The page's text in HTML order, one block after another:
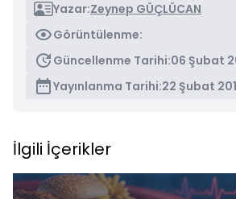
Yazar:Zeynep GÜÇLÜCAN
Görüntülenme:
Güncellenme Tarihi:06 Şubat
Yayınlanma Tarihi:22 Şubat
İlgili İçerikler